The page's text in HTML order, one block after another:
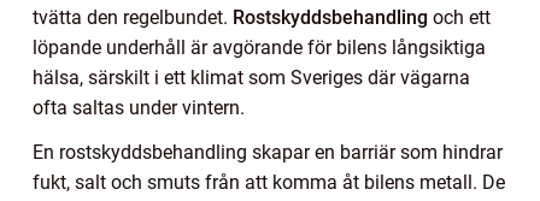
tvätta den regelbundet. Rostskyddsbehandling och ett
löpande underhåll är avgörande för bilens långsiktiga
hälsa, särskilt i ett klimat som Sveriges där vägarna
ofta saltas under vintern.
En rostskyddsbehandling skapar en barriär som hindrar
fukt, salt och smuts från att komma åt bilens metall. De